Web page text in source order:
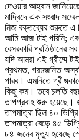
দেওয়ার আহ্বান
মাদ্রিদে এক সংবাদ
নিজ বক্তব্যের শুরুতে এ
আমি আজ টাই পরিনি;
বেসরকারি প্রতিষ্ঠানের
যদি আমরা এই গ্রীষ্মে
প্রথমত, গরমজনিত
পারব। এমনিতে
কিছু কম। তবে চলতি
তাপপ্রবাহ শুরু হয়েছে।
তাপমাত্রা ছিল ৪০
তাপমাত্রা বেড়ে ৪৫
৮৪ জনের মৃত্যু হয়েছে